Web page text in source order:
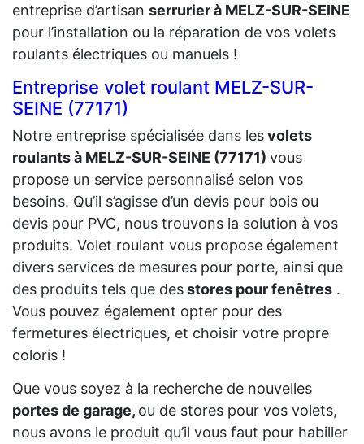
entreprise d’artisan serrurier à MELZ-SUR-SEINE
pour l’installation ou la réparation de vos volets
roulants électriques ou manuels !
Entreprise volet roulant MELZ-SUR-
SEINE (77171)
Notre entreprise spécialisée dans lesvolets
roulants à MELZ-SUR-SEINE (77171) vous
propose un service personnalisé selon vos
besoins. Qu’il s’agisse d’un devis pour bois ou
devis pour PVC, nous trouvons la solution à vos
produits. Volet roulant vous propose également
divers services de mesures pour porte, ainsi que
des produits tels que desstores pour fenêtres .
Vous pouvez également opter pour des
fermetures électriques, et choisir votre propre
coloris !
Que vous soyez à la recherche de nouvelles
portes de garage, ou de stores pour vos volets,
nous avons le produit qu’il vous faut pour habiller